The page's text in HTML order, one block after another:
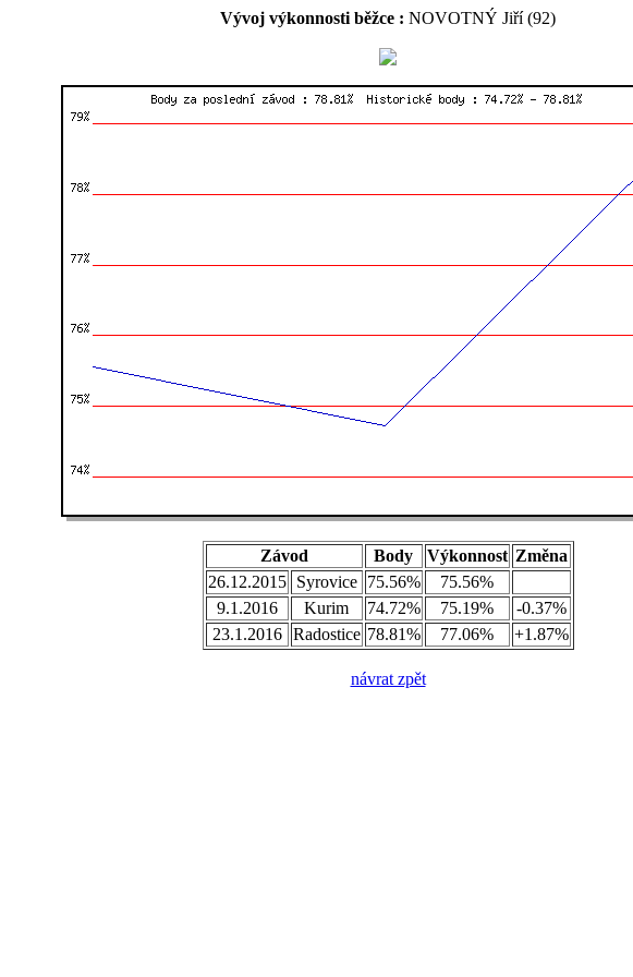
Vývoj výkonnosti běžce : NOVOTNÝ Jiří (92)
Závod Body Výkonnost Změna
26.12.2015
Syrovice 75.56%
75.56%
9.1.2016
Kurim 74.72% 75.19%
-0.37%
23.1.2016
Radostice 78.81% 77.06% +1.87%
návrat zpět